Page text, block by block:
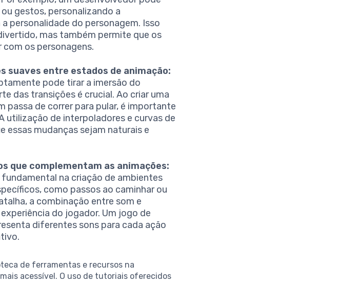
gestos, personalizando a
personalidade do personagem. Isso
mas também permite que os
os personagens.
suaves entre estados de animação:
pode tirar a imersão do
das transições é crucial. Ao criar uma
passa de correr para pular, é importante
utilização de interpoladores e curvas de
essas mudanças sejam naturais e
que complementam as animações:
na criação de ambientes
como passos ao caminhar ou
a combinação entre som e
do jogador. Um jogo de
diferentes sons para cada ação
de ferramentas e recursos na
acessível. O uso de tutoriais oferecidos